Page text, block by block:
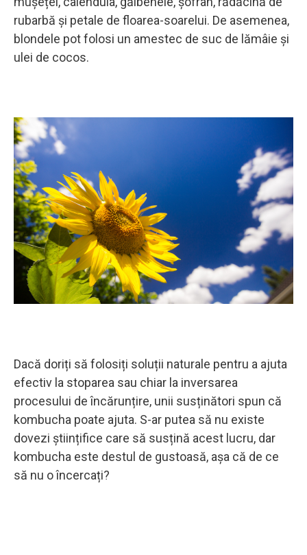
rubarbă și petale de floarea-soarelui. De asemenea,
blondele pot folosi un amestec de suc de lămâie și
ulei de cocos.
Dacă doriți să folosiți soluții naturale pentru a ajuta
efectiv la stoparea sau chiar la inversarea
procesului de încărunțire, unii susținători spun că
kombucha poate ajuta. S-ar putea să nu existe
dovezi științifice care să susțină acest lucru, dar
kombucha este destul de gustoasă, așa că de ce
să nu o încercați?